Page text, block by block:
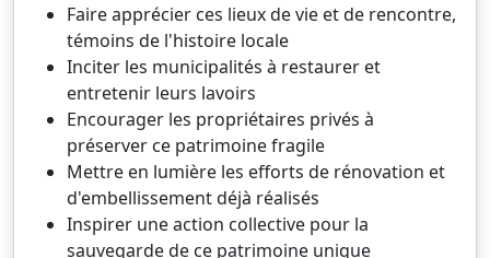
Faire apprécier ces lieux de vie et de rencontre,
témoins de l'histoire locale
Inciter les municipalités à restaurer et
entretenir leurs lavoirs
Encourager les propriétaires privés à
préserver ce patrimoine fragile
Mettre en lumière les efforts de rénovation et
d'embellissement déjà réalisés
Inspirer une action collective pour la
sauvegarde de ce patrimoine unique